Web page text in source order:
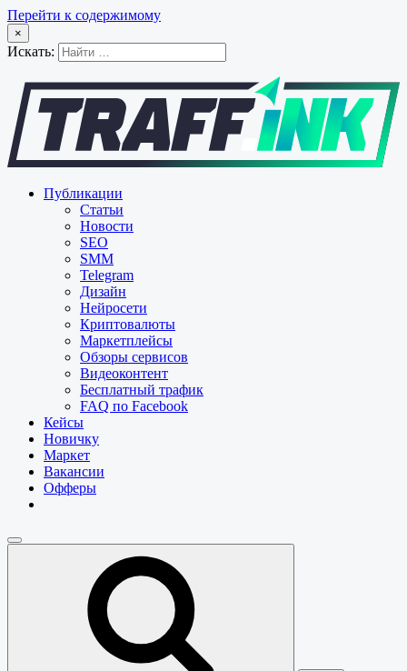
Перейти к содержимому
×
Искать:
Публикации
Статьи
Новости
SEO
SMM
Telegram
Дизайн
Нейросети
Криптовалюты
Маркетплейсы
Обзоры сервисов
Видеоконтент
Бесплатный трафик
FAQ по Facebook
Кейсы
Новичку
Маркет
Вакансии
Офферы